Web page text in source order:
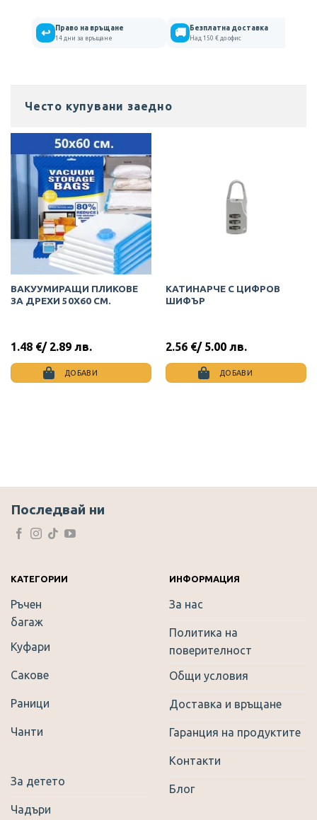
↩ Право на връщане
14 дни за връщане 🚚 Безплатна доставка
Над 150 € до офис
Често купувани заедно
ВАКУУМИРАЩИ ПЛИКОВЕ
ЗА ДРЕХИ 50Х60 СМ.
1.48 €/ 2.89 лв.
ДОБАВИ
КАТИНАРЧЕ С ЦИФРОВ
ШИФЪР
2.56 €/ 5.00 лв.
ДОБАВИ
Последвай ни
КАТЕГОРИИ
Ръчен
багаж
Куфари
Сакове
Раници
Чанти
За детето
Чадъри
ИНФОРМАЦИЯ
За нас
Политика на
поверителност
Общи условия
Доставка и връщане
Гаранция на продуктите
Контакти
Блог